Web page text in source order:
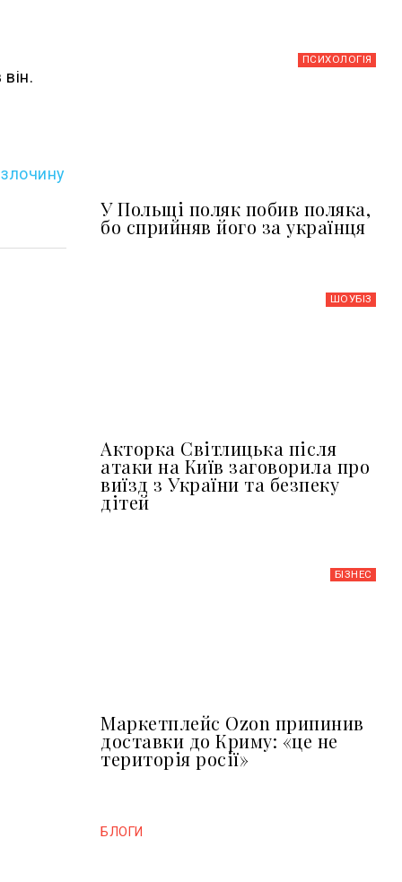
ПСИХОЛОГІЯ
У Польщі поляк побив поляка,
бо сприйняв його за українця
ШОУБIЗ
Акторка Світлицька після
атаки на Київ заговорила про
виїзд з України та безпеку
дітей
БІЗНЕС
Маркетплейс Ozon припинив
доставки до Криму: «це не
територія росії»
БЛОГИ